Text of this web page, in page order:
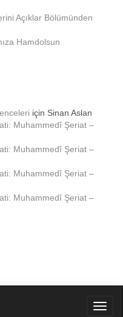
Açıklar Bölümünden
Hamdolsun
için Sinan Aslan
Muhammedî Şeriat –
Muhammedî Şeriat –
Muhammedî Şeriat –
Muhammedî Şeriat –